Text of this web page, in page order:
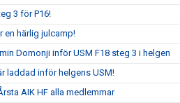
3 för P16!
en härlig julcamp!
Domonji inför USM F18 steg 3 i helgen
laddad inför helgens USM!
AIK HF alla medlemmar